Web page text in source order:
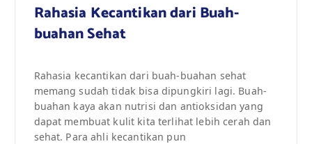
Rahasia Kecantikan dari Buah-
buahan Sehat
Rahasia kecantikan dari buah-buahan sehat
memang sudah tidak bisa dipungkiri lagi. Buah-
buahan kaya akan nutrisi dan antioksidan yang
dapat membuat kulit kita terlihat lebih cerah dan
sehat. Para ahli kecantikan pun